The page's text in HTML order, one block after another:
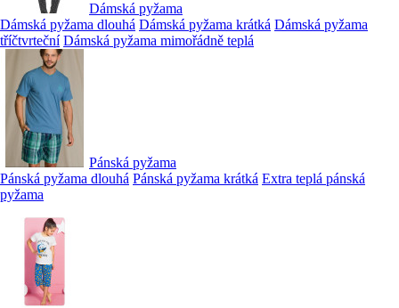
Dámská pyžama
Dámská pyžama dlouhá Dámská pyžama krátká Dámská pyžama
tříčtvrteční Dámská pyžama mimořádně teplá
Pánská pyžama
Pánská pyžama dlouhá Pánská pyžama krátká Extra teplá pánská
pyžama